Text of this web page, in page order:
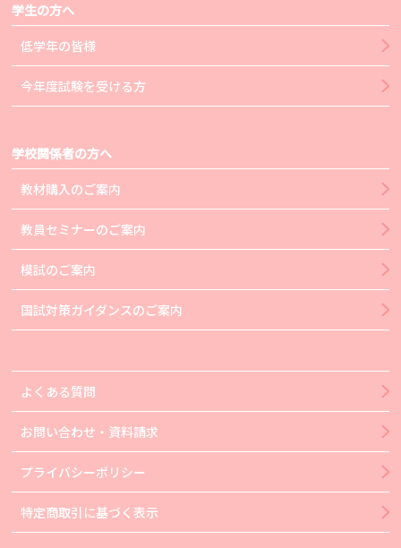
学生の方へ
低学年の皆様
今年度試験を受ける方
学校関係者の方へ
教材購入のご案内
教員セミナーのご案内
模試のご案内
国試対策ガイダンスのご案内
よくある質問
お問い合わせ・資料請求
プライバシーポリシー
特定商取引に基づく表示